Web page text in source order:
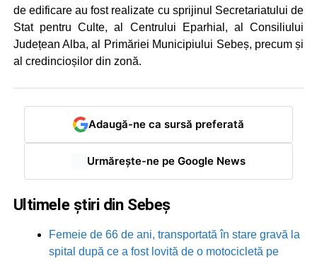
de edificare au fost realizate cu sprijinul Secretariatului de
Stat pentru Culte, al Centrului Eparhial, al Consiliului
Județean Alba, al Primăriei Municipiului Sebeș, precum și
al credincioșilor din zonă.
Adaugă-ne ca sursă preferată
Urmărește-ne pe Google News
Ultimele știri din Sebeș
Femeie de 66 de ani, transportată în stare gravă la
spital după ce a fost lovită de o motocicletă pe